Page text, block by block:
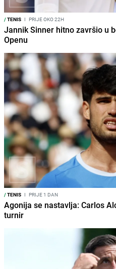
/TENIS I PRIJE OKO 22H
Jannik Sinner hitno završio u
Openu
/TENIS I PRIJE 1 DAN
Agonija se nastavlja: Carlos
turnir